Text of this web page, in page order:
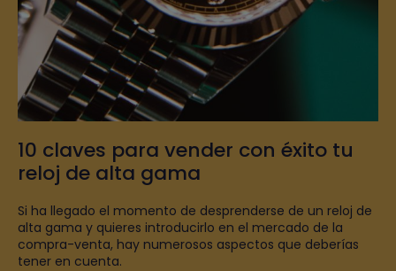
10 claves para vender con éxito tu
reloj de alta gama
Si ha llegado el momento de desprenderse de un reloj de
alta gama y quieres introducirlo en el mercado de la
compra-venta, hay numerosos aspectos que deberías
tener en cuenta.